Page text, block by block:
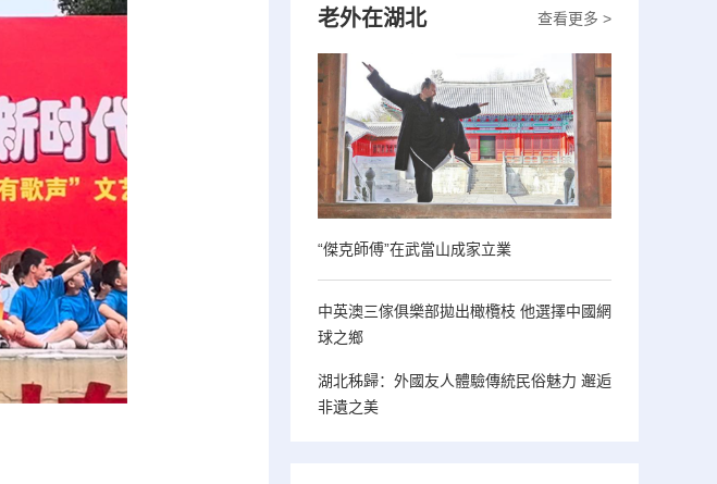
查看更多 >
老外在湖北
“傑克師傅”在武當山成家立業
中英澳三傢俱樂部拋出橄欖枝 他選擇中國網
球之鄉
湖北秭歸：外國友人體驗傳統民俗魅力 邂逅
非遺之美